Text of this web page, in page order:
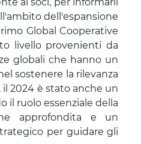
dell'espansione
Global Cooperative
livello provenienti da
globali che hanno un
sostenere la rilevanza
2024 è stato anche un
il ruolo essenziale della
approfondita e un
per guidare gli